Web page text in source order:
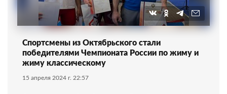
Спортсмены из Октябрьского стали
победителями Чемпионата России по жиму и
жиму классическому
15 апреля 2024 г. 22:57